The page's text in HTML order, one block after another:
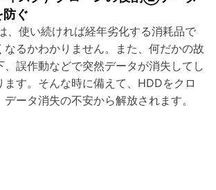
防ぐ
、使い続ければ経年劣化する消耗品で
なるかわかりません。また、何だかの故
、誤作動などで突然データが消失してし
ます。そんな時に備えて、HDDをクロ
ータ消失の不安から解放されます。